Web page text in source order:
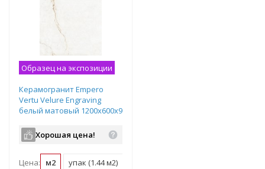
Образец на экспозиции
Керамогранит Empero
Vertu Velure Engraving
белый матовый 1200х600х9
Хорошая цена!
Цена: м2 упак (1.44 м2)